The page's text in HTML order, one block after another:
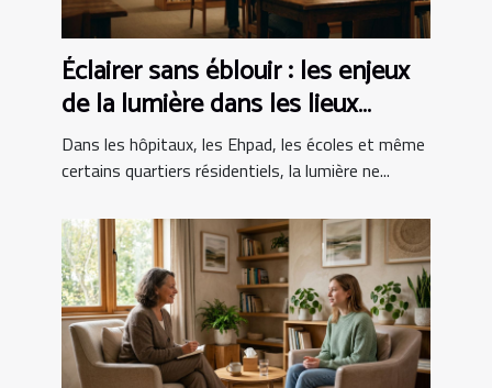
Éclairer sans éblouir : les enjeux
de la lumière dans les lieux
sensibles
Dans les hôpitaux, les Ehpad, les écoles et même
certains quartiers résidentiels, la lumière ne...